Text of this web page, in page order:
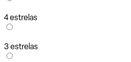
4 estrelas
3 estrelas